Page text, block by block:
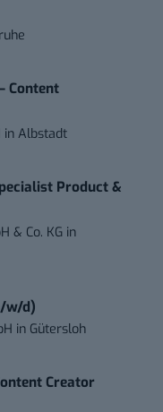
Content
inAlbstadt
Product &
& Co. KG in
w/d)
in Gütersloh
Creator